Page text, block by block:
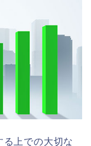
上での大切な